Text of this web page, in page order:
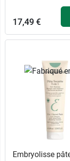
17,49 €
Embryolisse